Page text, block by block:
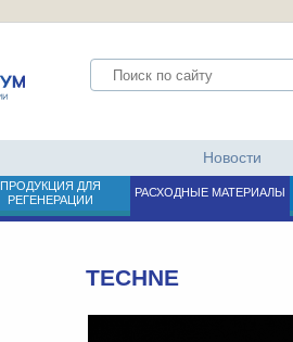
Новости
ПРОДУКЦИЯ ДЛЯ
РЕГЕНЕРАЦИИ
РАСХОДНЫЕ МАТЕРИАЛЫ
TECHNE